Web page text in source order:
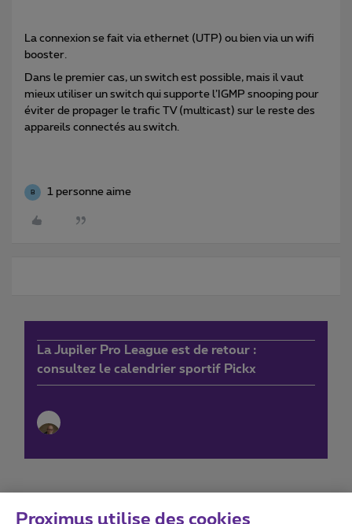
La connexion se fait via ethernet (UTP) ou bien via un wifi
booster.
Dans le premier cas, un switch est possible, mais il vaut
mieux utiliser un switch qui supporte l’IGMP snooping pour
éviter de propager le trafic TV (multicast) sur le reste des
appareils connectés au switch.
B 1 personne aime
La Jupiler Pro League est de retour :
consultez le calendrier sportif Pickx
Proximus utilise des cookies